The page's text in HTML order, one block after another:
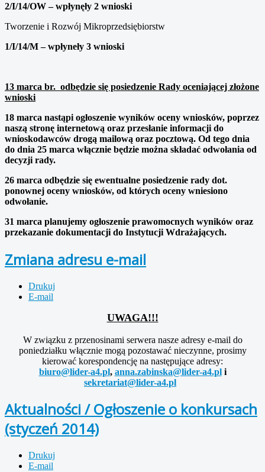
2/I/14/OW – wpłynęły 2 wnioski
Tworzenie i Rozwój Mikroprzedsiębiorstw
1/I/14/M – wpłyneły 3 wnioski
13 marca br. odbędzie się posiedzenie Rady oceniającej złożone
wnioski
18 marca nastąpi ogłoszenie wyników oceny wniosków, poprzez
naszą stronę internetową oraz przesłanie informacji do
wnioskodawców drogą mailową oraz pocztową. Od tego dnia
do dnia 25 marca włącznie będzie można składać odwołania od
decyzji rady.
26 marca odbędzie się ewentualne posiedzenie rady dot.
ponownej oceny wniosków, od których oceny wniesiono
odwołanie.
31 marca planujemy ogłoszenie prawomocnych wyników oraz
przekazanie dokumentacji do Instytucji Wdrażających.
Zmiana adresu e-mail
Drukuj
E-mail
UWAGA!!!
W związku z przenosinami serwera nasze adresy e-mail do
poniedziałku włącznie mogą pozostawać nieczynne, prosimy
kierować korespondencję na następujące adresy:
biuro@lider-a4.pl, anna.zabinska@lider-a4.pli
sekretariat@lider-a4.pl
Aktualności / Ogłoszenie o konkursach
(styczeń 2014)
Drukuj
E-mail